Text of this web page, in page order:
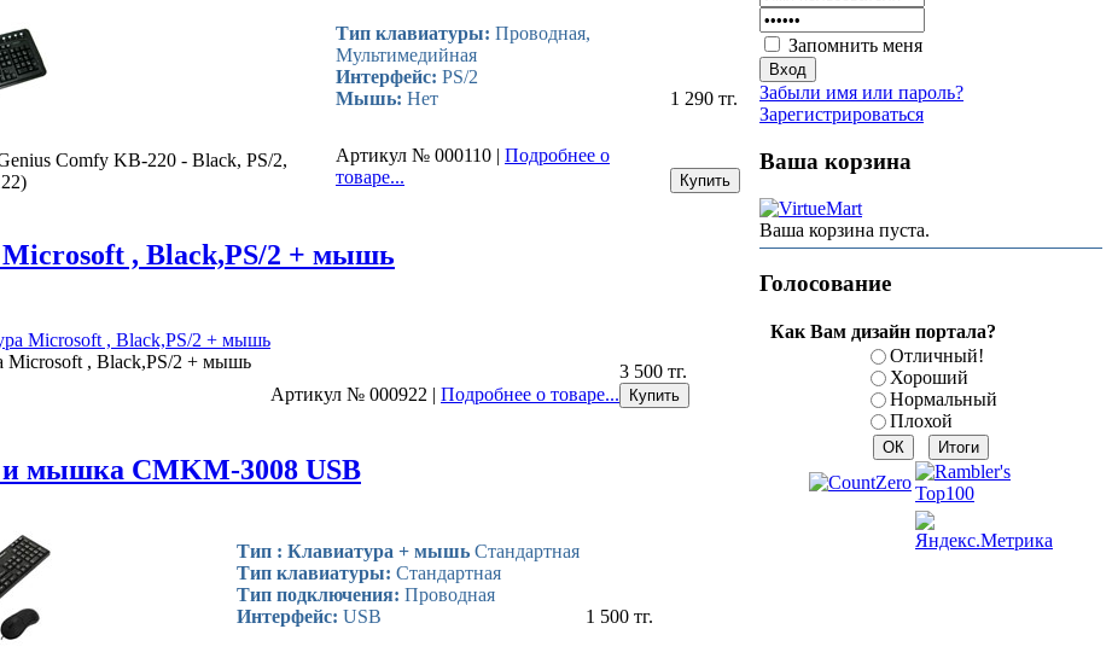
Comfy KB-220 - Black, PS/2,
Тип клавиатуры: Проводная,
Мультимедийная
Интерфейс: PS/2
Мышь: Нет 1 290 тг.
Артикул № 000110 | Подробнее о
товаре...
Microsoft , Black,PS/2 + мышь
Microsoft , Black,PS/2 + мышь
3 500 тг.
Артикул № 000922 | Подробнее о товаре...
и мышка CMKM-3008 USB
Тип : Клавиатура + мышь Стандартная
Тип клавиатуры: Стандартная
Тип подключения: Проводная
Интерфейс: USB 1 500 тг.
Запомнить меня
Забыли имя или пароль?
Зарегистрироваться
Ваша корзина
Ваша корзина пуста.
Голосование
Как Вам дизайн портала?
Отличный!
Хороший
Нормальный
Плохой